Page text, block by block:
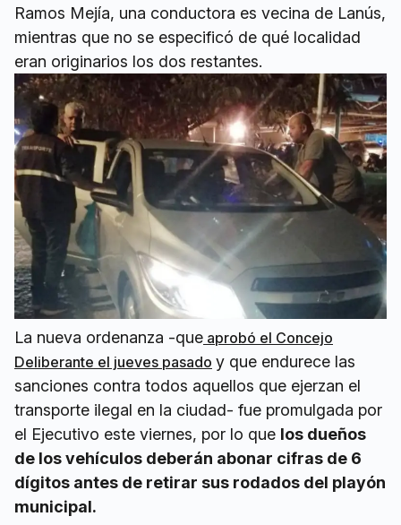
Ramos Mejía, una conductora es vecina de Lanús,
mientras que no se especificó de qué localidad
eran originarios los dos restantes.
La nueva ordenanza -que aprobó el Concejo
Deliberante el jueves pasado y que endurece las
sanciones contra todos aquellos que ejerzan el
transporte ilegal en la ciudad- fue promulgada por
el Ejecutivo este viernes, por lo que los dueños
de los vehículos deberán abonar cifras de 6
dígitos antes de retirar sus rodados del playón
municipal.